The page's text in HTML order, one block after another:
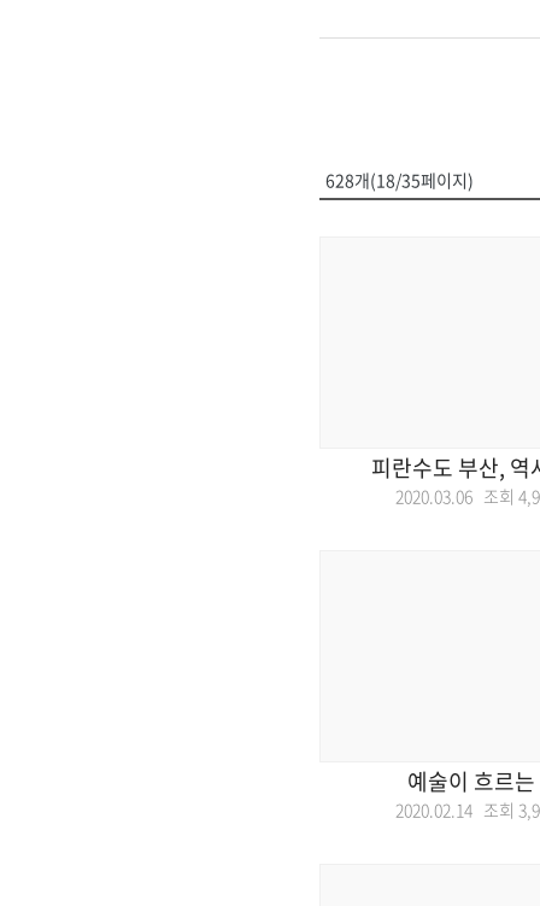
628개(18/35페이지)
피란수도 부산, 역
2020.03.06 조회
예술이 흐르
2020.02.14 조회